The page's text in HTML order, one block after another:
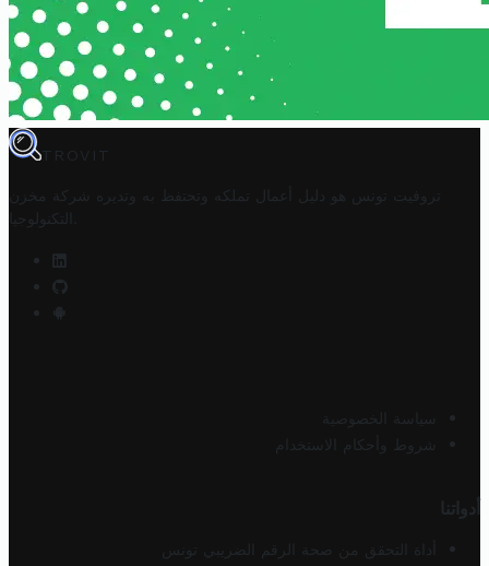
TROVIT
تروفيت تونس هو دليل أعمال تملكه وتحتفظ به وتديره
شركة مخزن
التكنولوجيا
سياسة الخصوصية
شروط وأحكام الاستخدام
أدواتنا
أداة التحقق من صحة الرقم الضريبي تونس